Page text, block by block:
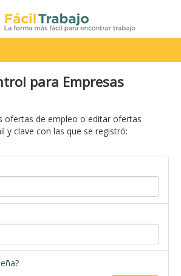
para Empresas
ofertas de empleo o editar ofertas
y clave con las que se registró: